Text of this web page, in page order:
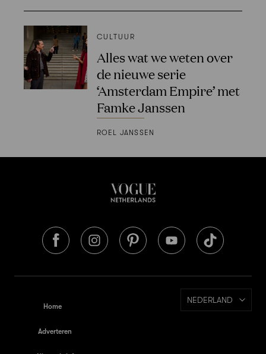
CULTUUR
Alles wat we weten over
de nieuwe serie
‘Amsterdam Empire’ met
Famke Janssen
ROEL JANSSEN
Home
Adverteren
NEDERLAND